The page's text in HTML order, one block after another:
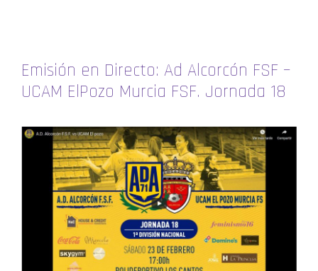
Emisión en Directo: Ad Alcorcón FSF –
UCAM ElPozo Murcia FSF. Jornada 18